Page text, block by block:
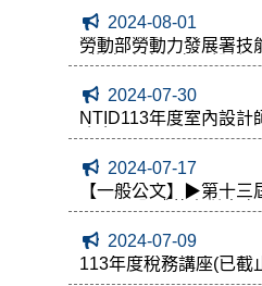
2024-08-01
勞動部勞動力發展署技
2梯次建築物室內設計
2024-07-30
NTID113年度室內設計
晚會
2024-07-17
【一般公文】▶第十三
【2024全球華人傑出
2024-07-09
113年度稅務講座(已截